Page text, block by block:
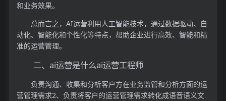
和业务效果。
总而言之，AI运营利用人工智能技术，通过数据驱动、自
动化、智能化和个性化等特点，帮助企业进行高效、智能和精
准的运营管理。
二、ai运营是什么ai运营工程师
负责沟通、收集和分析客户方在业务监管和分析方面的运
营管理需求2、负责将客户的运营管理需求转化成语音语义文